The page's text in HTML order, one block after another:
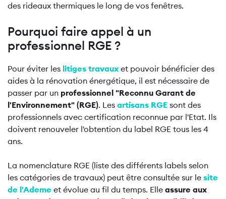
des rideaux thermiques le long de vos fenêtres.
Pourquoi faire appel à un
professionnel RGE ?
Pour éviter les litiges travaux et pouvoir bénéficier des
aides à la rénovation énergétique, il est nécessaire de
passer par un professionnel "Reconnu Garant de
l'Environnement" (RGE). Les artisans RGE sont des
professionnels avec certification reconnue par l'Etat. Ils
doivent renouveler l'obtention du label RGE tous les 4
ans.
La nomenclature RGE (liste des différents labels selon
les catégories de travaux) peut être consultée sur le site
de l'Ademe et évolue au fil du temps. Elle assure aux